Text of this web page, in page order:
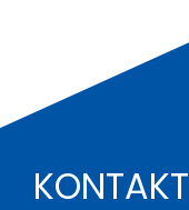
KONTAKT